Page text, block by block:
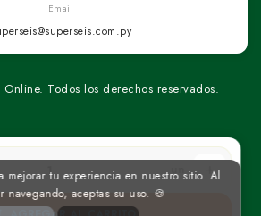
un
Email
Todos los derechos reservados.
mejorar tu experiencia en nuestro sitio. Al
navegando, aceptas su uso. 🍪